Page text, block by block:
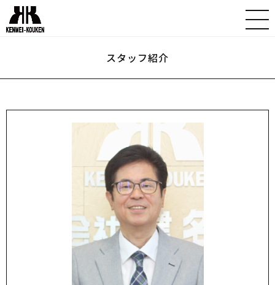
スタッフ紹介